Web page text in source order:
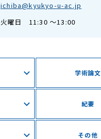
ichiba@kyukyo-u-ac.jp
火曜日 11:30 ～13:00
学術論文
紀要
その他